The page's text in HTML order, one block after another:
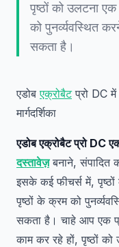
पृष्ठों को उलटना
को पुनर्व्यवस्थित
सकता है।
एडोबएक्रोबैटप्रो DC में
मार्गदर्शिका
एडोब एक्रोबैट प्रो DC
दस्तावेज़बनाने, संपादित
इसके कई फीचर्स में,
पृष्ठों के क्रम को
सकता है। चाहे आप एक
काम कर रहे हों, पृष्ठों